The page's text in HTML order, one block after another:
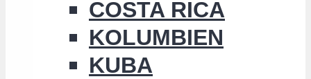
COSTA RICA
KOLUMBIEN
KUBA